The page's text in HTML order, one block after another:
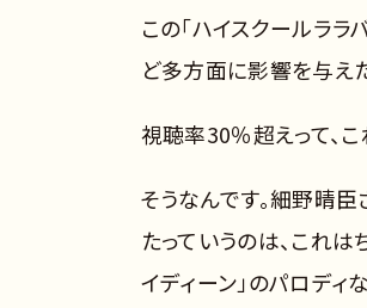
この「ハイスクールラ
ど多方面に影響を与え
視聴率30％超えって、
そうなんです。細野晴
たっていうのは、これは
イディーン」のパロディ